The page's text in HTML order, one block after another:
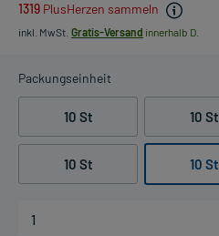
1319 PlusHerzen sammeln
inkl. MwSt. Gratis-Versand innerhalb D.
Packungseinheit
10 St 10 St
10 St 10 St